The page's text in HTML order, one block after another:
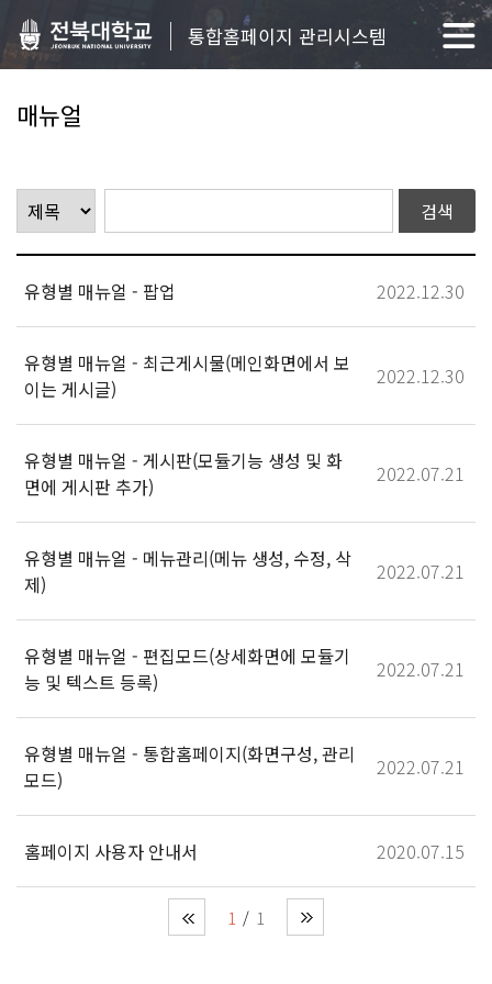
통합홈페이지 관리시스템
매뉴얼
유형별 매뉴얼 - 팝업 2022.12.30
유형별 매뉴얼 - 최근게시물(메인화면에서 보
이는 게시글)
2022.12.30
유형별 매뉴얼 - 게시판(모듈기능 생성 및 화
면에 게시판 추가)
2022.07.21
유형별 매뉴얼 - 메뉴관리(메뉴 생성, 수정, 삭
제)
2022.07.21
유형별 매뉴얼 - 편집모드(상세화면에 모듈기
능 및 텍스트 등록)
2022.07.21
유형별 매뉴얼 - 통합홈페이지(화면구성, 관리
모드)
2022.07.21
홈페이지 사용자 안내서 2020.07.15
1 1